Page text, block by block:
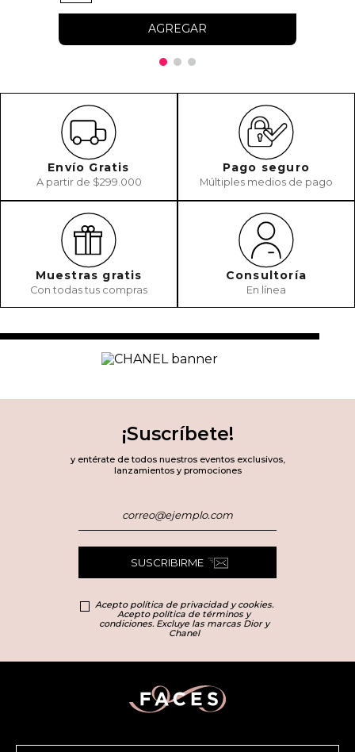
AGREGAR
Envío Gratis
A partir de $299.000
Pago seguro
Múltiples medios de pago
Muestras gratis
Con todas tus compras
Consultoría
En línea
¡Suscríbete!
y entérate de todos nuestros eventos exclusivos,
lanzamientos y promociones
SUSCRIBIRME
Acepto política de privacidad y cookies.
Acepto política de términos y
condiciones. Excluye las marcas Dior y
Chanel